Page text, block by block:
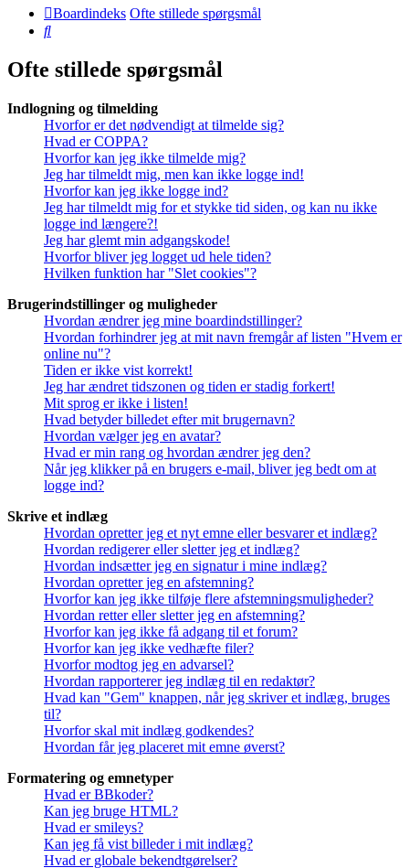
Boardindeks Ofte stillede spørgsmål
Søg
Ofte stillede spørgsmål
Indlogning og tilmelding
Hvorfor er det nødvendigt at tilmelde sig?
Hvad er COPPA?
Hvorfor kan jeg ikke tilmelde mig?
Jeg har tilmeldt mig, men kan ikke logge ind!
Hvorfor kan jeg ikke logge ind?
Jeg har tilmeldt mig for et stykke tid siden, og kan nu ikke
logge ind længere?!
Jeg har glemt min adgangskode!
Hvorfor bliver jeg logget ud hele tiden?
Hvilken funktion har "Slet cookies"?
Brugerindstillinger og muligheder
Hvordan ændrer jeg mine boardindstillinger?
Hvordan forhindrer jeg at mit navn fremgår af listen "Hvem er
online nu"?
Tiden er ikke vist korrekt!
Jeg har ændret tidszonen og tiden er stadig forkert!
Mit sprog er ikke i listen!
Hvad betyder billedet efter mit brugernavn?
Hvordan vælger jeg en avatar?
Hvad er min rang og hvordan ændrer jeg den?
Når jeg klikker på en brugers e-mail, bliver jeg bedt om at
logge ind?
Skrive et indlæg
Hvordan opretter jeg et nyt emne eller besvarer et indlæg?
Hvordan redigerer eller sletter jeg et indlæg?
Hvordan indsætter jeg en signatur i mine indlæg?
Hvordan opretter jeg en afstemning?
Hvorfor kan jeg ikke tilføje flere afstemningsmuligheder?
Hvordan retter eller sletter jeg en afstemning?
Hvorfor kan jeg ikke få adgang til et forum?
Hvorfor kan jeg ikke vedhæfte filer?
Hvorfor modtog jeg en advarsel?
Hvordan rapporterer jeg indlæg til en redaktør?
Hvad kan "Gem" knappen, når jeg skriver et indlæg, bruges
til?
Hvorfor skal mit indlæg godkendes?
Hvordan får jeg placeret mit emne øverst?
Formatering og emnetyper
Hvad er BBkoder?
Kan jeg bruge HTML?
Hvad er smileys?
Kan jeg få vist billeder i mit indlæg?
Hvad er globale bekendtgørelser?